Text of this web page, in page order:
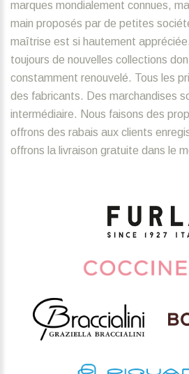
marques mondialement connues,
main proposés par de petites
maîtrise est si hautement
toujours de nouvelles collections
constamment renouvelé. Tous les
des fabricants. Des marchandises
intermédiaire. Nous faisons des
offrons des rabais aux clients
offrons la livraison gratuite dans le